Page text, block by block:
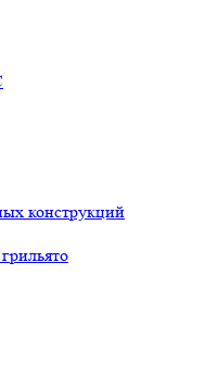
конструкций